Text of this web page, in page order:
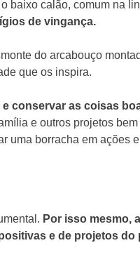
baixo calão, comum na
de vingança.
do arcabouço
que os inspira.
conservar as coisas
e outros projetos
uma borracha em ações
Por isso mesmo,
e de projetos do